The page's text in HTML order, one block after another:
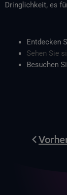
Dringlichkeit, es
Entdecken
Sehen Sie
Besuchen
Prev